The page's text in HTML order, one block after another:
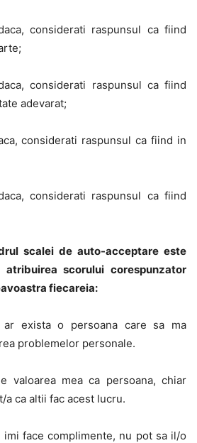
considerati raspunsul ca fiind
considerati raspunsul ca fiind
adevarat;
considerati raspunsul ca fiind in
considerati raspunsul ca fiind
scalei de auto-acceptare este
scorului corespunzator
fiecareia:
exista o persoana care sa ma
problemelor personale.
valoarea mea ca persoana, chiar
a ca altii fac acest lucru.
imi face complimente, nu pot sa il/o